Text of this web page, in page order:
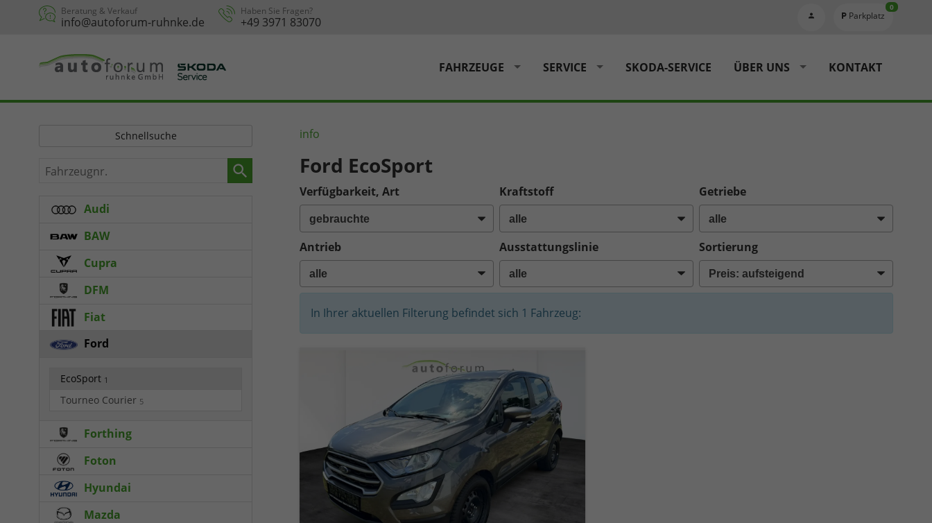
Beratung & Verkauf
info@autoforum-ruhnke.de
Haben Sie Fragen?
+49 3971 83070 Parkplatz
0
FAHRZEUGE SERVICE SKODA-SERVICE ÜBER UNS KONTAKT
info
Ford EcoSport
Verfügbarkeit, Art Kraftstoff Getriebe
Antrieb Ausstattungslinie Sortierung
In Ihrer aktuellen Filterung befindet sich 1 Fahrzeug:
Schnellsuche
Fahrzeugnr.
Audi
BAW
Cupra
DFM
Fiat
Ford
EcoSport 1
Tourneo Courier 5
Forthing
Foton
Hyundai
Mazda